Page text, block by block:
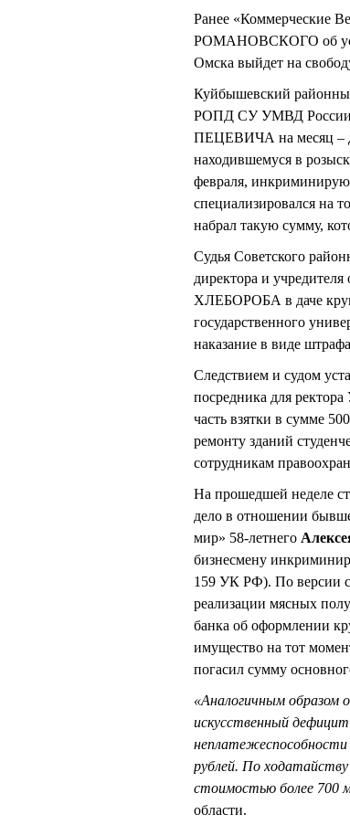
Ранее «Коммерческие
РОМАНОВСКОГО об
Омска выйдет на
Куйбышевский
РОПД СУ УМВД России
ПЕЦЕВИЧА на месяц –
находившемуся в
февраля,
специализировался на
набрал такую сумму,
Судья Советского
директора и
ХЛЕБОРОБА в даче
государственного
наказание в виде
Следствием и судом
посредника для ректора
часть взятки в сумме
ремонту зданий
сотрудникам
На прошедшей неделе
дело в отношении
мир» 58-летнего
бизнесмену
159 УК РФ). По версии
реализации мясных
банка об оформлении
имущество на тот
погасил сумму
«Аналогичным образом
искусственный
рублей. По
стоимостью более 700
области.